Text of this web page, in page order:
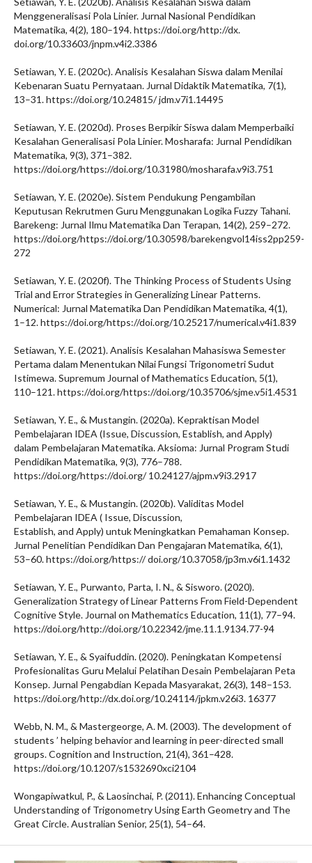
Menggeneralisasi Pola Linier. Jurnal Nasional Pendidikan
Matematika, 4(2), 180–194. https://doi.org/http://dx.
doi.org/10.33603/jnpm.v4i2.3386
Setiawan, Y. E. (2020c). Analisis Kesalahan Siswa dalam Menilai
Kebenaran Suatu Pernyataan. Jurnal Didaktik Matematika, 7(1),
13–31. https://doi.org/10.24815/ jdm.v7i1.14495
Setiawan, Y. E. (2020d). Proses Berpikir Siswa dalam Memperbaiki
Kesalahan Generalisasi Pola Linier. Mosharafa: Jurnal Pendidikan
Matematika, 9(3), 371–382.
https://doi.org/https://doi.org/10.31980/mosharafa.v9i3.751
Setiawan, Y. E. (2020e). Sistem Pendukung Pengambilan
Keputusan Rekrutmen Guru Menggunakan Logika Fuzzy Tahani.
Barekeng: Jurnal Ilmu Matematika Dan Terapan, 14(2), 259–272.
https://doi.org/https://doi.org/10.30598/barekengvol14iss2pp259-
272
Setiawan, Y. E. (2020f). The Thinking Process of Students Using
Trial and Error Strategies in Generalizing Linear Patterns.
Numerical: Jurnal Matematika Dan Pendidikan Matematika, 4(1),
1–12. https://doi.org/https://doi.org/10.25217/numerical.v4i1.839
Setiawan, Y. E. (2021). Analisis Kesalahan Mahasiswa Semester
Pertama dalam Menentukan Nilai Fungsi Trigonometri Sudut
Istimewa. Supremum Journal of Mathematics Education, 5(1),
110–121. https://doi.org/https://doi.org/10.35706/sjme.v5i1.4531
Setiawan, Y. E., & Mustangin. (2020a). Kepraktisan Model
Pembelajaran IDEA (Issue, Discussion, Establish, and Apply)
dalam Pembelajaran Matematika. Aksioma: Jurnal Program Studi
Pendidikan Matematika, 9(3), 776–788.
https://doi.org/https://doi.org/ 10.24127/ajpm.v9i3.2917
Setiawan, Y. E., & Mustangin. (2020b). Validitas Model
Pembelajaran IDEA ( Issue, Discussion,
Establish, and Apply) untuk Meningkatkan Pemahaman Konsep.
Jurnal Penelitian Pendidikan Dan Pengajaran Matematika, 6(1),
53–60. https://doi.org/https:// doi.org/10.37058/jp3m.v6i1.1432
Setiawan, Y. E., Purwanto, Parta, I. N., & Sisworo. (2020).
Generalization Strategy of Linear Patterns From Field-Dependent
Cognitive Style. Journal on Mathematics Education, 11(1), 77–94.
https://doi.org/http://doi.org/10.22342/jme.11.1.9134.77-94
Setiawan, Y. E., & Syaifuddin. (2020). Peningkatan Kompetensi
Profesionalitas Guru Melalui Pelatihan Desain Pembelajaran Peta
Konsep. Jurnal Pengabdian Kepada Masyarakat, 26(3), 148–153.
https://doi.org/http://dx.doi.org/10.24114/jpkm.v26i3. 16377
Webb, N. M., & Mastergeorge, A. M. (2003). The development of
students ’ helping behavior and learning in peer-directed small
groups. Cognition and Instruction, 21(4), 361–428.
https://doi.org/10.1207/s1532690xci2104
Wongapiwatkul, P., & Laosinchai, P. (2011). Enhancing Conceptual
Understanding of Trigonometry Using Earth Geometry and The
Great Circle. Australian Senior, 25(1), 54–64.